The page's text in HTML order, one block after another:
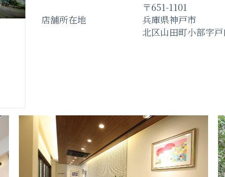
店舗所在地
〒651-1101
兵庫県神戸市
北区山田町小部字